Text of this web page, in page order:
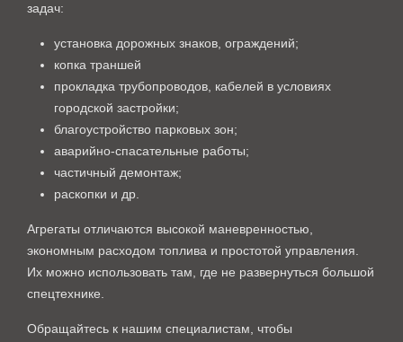
задач:
установка дорожных знаков, ограждений;
копка траншей
прокладка трубопроводов, кабелей в условиях
городской застройки;
благоустройство парковых зон;
аварийно-спасательные работы;
частичный демонтаж;
раскопки и др.
Агрегаты отличаются высокой маневренностью,
экономным расходом топлива и простотой управления.
Их можно использовать там, где не развернуться большой
спецтехнике.
Обращайтесь к нашим специалистам, чтобы